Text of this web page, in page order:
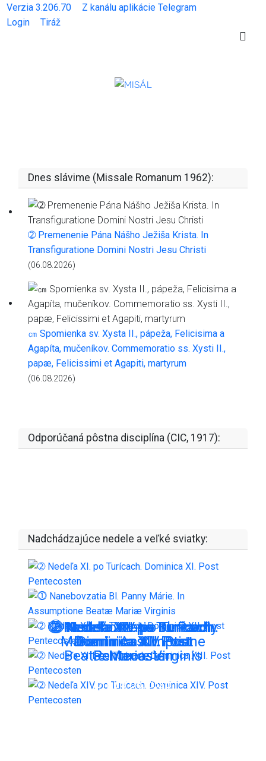
Verzia 3.206.70
Z kanálu aplikácie Telegram
Login
Tiráž
Dnes slávime (Missale Romanum 1962):
➁ Premenenie Pána Nášho Ježiša Krista. In
Transfiguratione Domini Nostri Jesu Christi
(06.08.2026)
㎝ Spomienka sv. Xysta II., pápeža, Felicisima a
Agapíta, mučeníkov. Commemoratio ss. Xysti II.,
papæ, Felicissimi et Agapiti, martyrum
(06.08.2026)
Odporúčaná pôstna disciplína (CIC, 1917):
Nadchádzajúce nedele a veľké sviatky:
➁ Nedeľa XI. po Turícach.
Dominica XI. Post
Pentecosten
On: 09.08.2026
⓵ Nanebovzatia Bl. Panny
Márie. In Assumptione
Beatæ Mariæ Virginis
On: 15.08.2026
➁ Nedeľa XII. po Turícach.
Dominica XII. Post
Pentecosten
On: 16.08.2026
➁ Nedeľa XIII. po Turícach.
Dominica XIII. Post
Pentecosten
On: 23.08.2026
➁ Nedeľa XIV. po Turícach.
Dominica XIV. Post
Pentecosten
On: 30.08.2026